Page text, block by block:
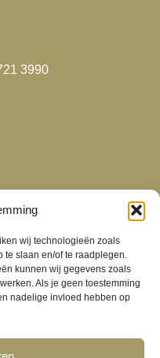
wij technologieën zoals
te slaan en/of te raadplegen.
kunnen wij gegevens zoals
Als je geen toestemming
nadelige invloed hebben op
3990